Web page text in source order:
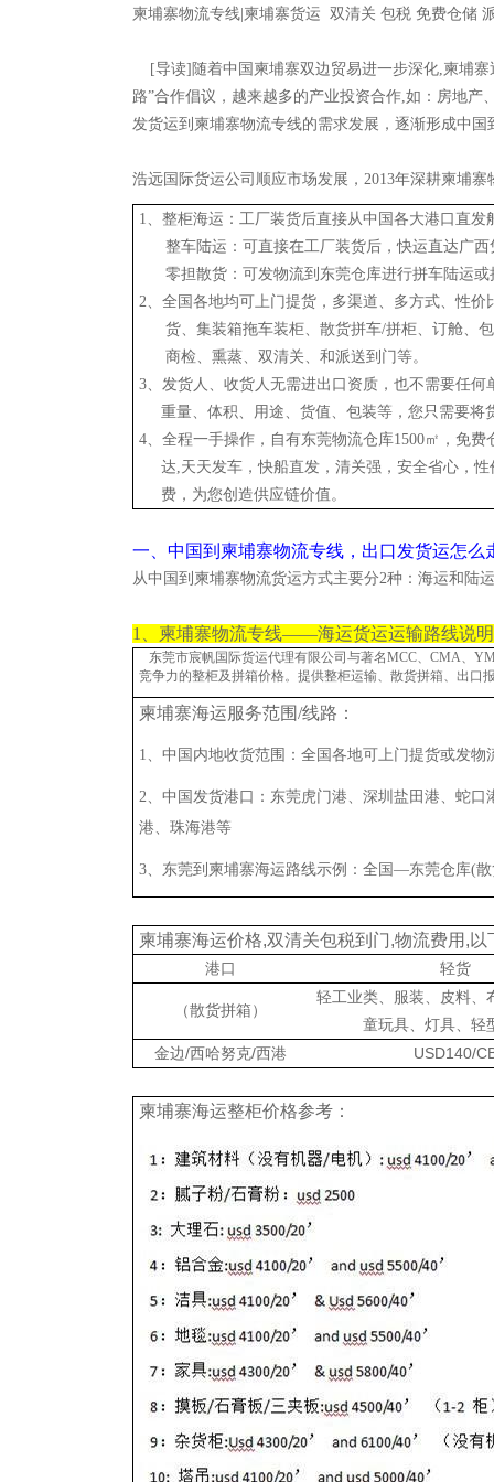
柬埔寨物流专线|柬埔寨货运 双清关 包税 免费仓储
[导读]随着中国柬埔寨双边贸易进一步深化,柬埔寨
路”合作倡议，越来越多的产业投资合作,如：房地
发货运到柬埔寨物流专线的需求发展，逐渐形成中
浩远国际货运公司顺应市场发展，2013年深耕柬埔
1、整柜海运：工厂装货后直接从中国各大港口直
整车陆运：可直接在工厂装货后，快运直达广西
零担散货：可发物流到东莞仓库进行拼车陆运或
2、全国各地均可上门提货，多渠道、多方式、性
货、集装箱拖车装柜、散货拼车/拼柜、订舱、
商检、熏蒸、双清关、和派送到门等。
3、发货人、收货人无需进出口资质，也不需要任
重量、体积、用途、货值、包装等，您只需要将
4、全程一手操作，自有东莞物流仓库1500㎡，免
达,天天发车，快船直发，清关强，安全省心，性
费，为您创造供应链价值。
一、中国到柬埔寨物流专线，出口发货运怎么
从中国到柬埔寨物流货运方式主要分2种：海运和陆
1、柬埔寨物流专线——海运货运运输路线说
东莞市宸帆国际货运代理有限公司与著名MCC、CMA、
竞争力的整柜及拼箱价格。提供整柜运输、散货拼箱、出口
柬埔寨海运服务范围/线路：
1、中国内地收货范围：全国各地可上门提货或发物
2、中国发货港口：东莞虎门港、深圳盐田港、蛇
港、珠海港等
3、东莞到柬埔寨海运路线示例：全国—东莞仓库
柬埔寨海运价格,双清关包税到门,物流费用,
港口 轻货
（散货拼箱）
轻工业类、服装、皮料、
童玩具、灯具、轻
金边/西哈努克/西港
USD140/
柬埔寨海运整柜价格参考：